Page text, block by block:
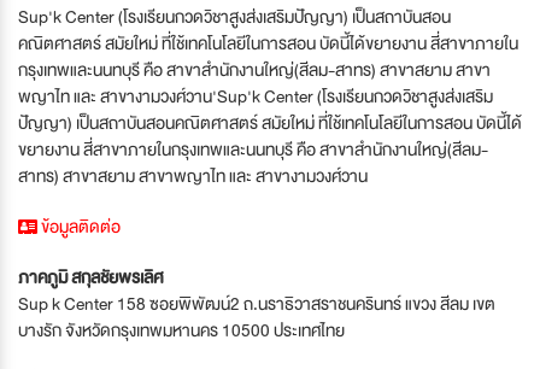
Sup'k Center (โรงเรียนกวดวิชาสูงส่งเสริมปัญญา) เป็นสถาบันสอน
คณิตศาสตร์ สมัยใหม่ ที่ใช้เทคโนโลยีในการสอน บัดนี้ได้ขยายงาน สี่สาขาภายใน
กรุงเทพและนนทบุรี คือ สาขาสำนักงานใหญ่(สีลม-สาทร) สาขาสยาม สาขา
พญาไท และ สาขางามวงศ์วาน'Sup'k Center (โรงเรียนกวดวิชาสูงส่งเสริม
ปัญญา) เป็นสถาบันสอนคณิตศาสตร์ สมัยใหม่ ที่ใช้เทคโนโลยีในการสอน บัดนี้ได้
ขยายงาน สี่สาขาภายในกรุงเทพและนนทบุรี คือ สาขาสำนักงานใหญ่(สีลม-
สาทร) สาขาสยาม สาขาพญาไท และ สาขางามวงศ์วาน
ข้อมูลติดต่อ
ภาคภูมิ สกุลชัยพรเลิศ
Sup k Center 158 ซอยพิพัฒน์2 ถ.นราธิวาสราชนครินทร์ แขวง สีลม เขต
บางรัก จังหวัดกรุงเทพมหานคร 10500 ประเทศไทย